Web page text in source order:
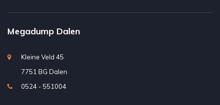
Megadump Dalen
Kleine Veld 45
7751 BG Dalen
0524 - 551004